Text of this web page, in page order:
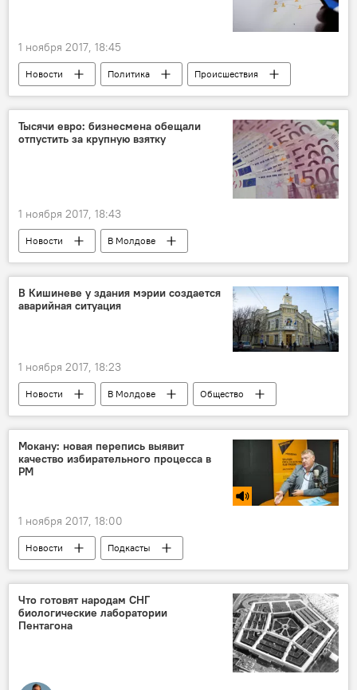
1 ноября 2017, 18:45
Новости Политика
Происшествия
В мире
Общество
США
расследование
соцсети
2015 вмешательство
Тысячи евро: бизнесмена обещали
отпустить за крупную взятку
1 ноября 2017, 18:43
Новости
В Молдове
Происшествия
Республика Молдова
НАЦ
взятка
В Кишиневе у здания мэрии создается
аварийная ситуация
1 ноября 2017, 18:23
Новости В Молдове
Общество
Кишинев
мэрия
светофор
перекресток
Мокану: новая перепись выявит
качество избирательного процесса в
РМ
1 ноября 2017, 18:00
Новости
Подкасты
Сказано в эфире
Виктор Мокану
подготовка
перепись населения
статистика
Павел Филип
Что готовят народам СНГ
биологические лаборатории
Пентагона